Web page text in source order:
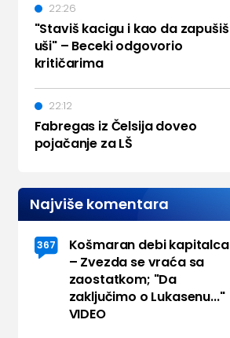
"Staviš kacigu i kao da zapušiš
uši" – Beceki odgovorio
kritičarima
22:26
Fabregas iz Čelsija doveo
pojačanje za LŠ
22:12
Najviše komentara
367
Košmaran debi kapitalca
– Zvezda se vraća sa
zaostatkom; "Da
zaključimo o Lukasenu..."
VIDEO